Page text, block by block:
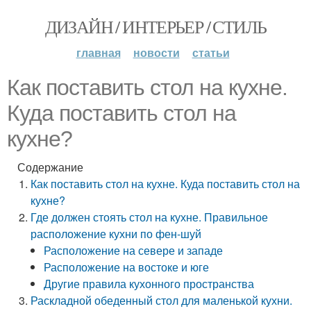
ДИЗАЙН / ИНТЕРЬЕР / СТИЛЬ
главная новости статьи
Как поставить стол на кухне.
Куда поставить стол на
кухне?
Содержание
Как поставить стол на кухне. Куда поставить стол на
кухне?
Где должен стоять стол на кухне. Правильное
расположение кухни по фен-шуй
Расположение на севере и западе
Расположение на востоке и юге
Другие правила кухонного пространства
Раскладной обеденный стол для маленькой кухни.